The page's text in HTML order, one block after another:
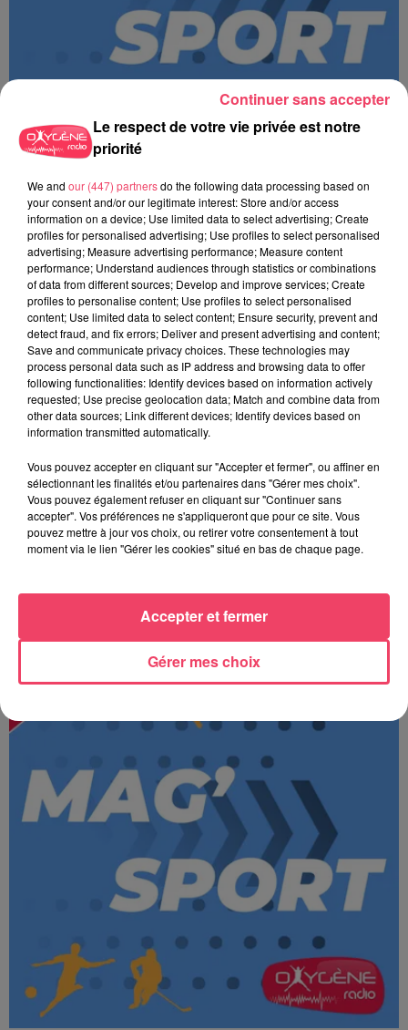
MAGSPORT SOIR 49 06/08/26
JOURNAL ANJOU MIDI 06/08/26
Le respect de votre vie privée est notre
priorité
We and our (447) partnersdo the following data processing based on
your consent and/or our legitimate interest: Store and/or access
information on a device; Use limited data to select advertising; Create
profiles for personalised advertising; Use profiles to select personalised
advertising; Measure advertising performance; Measure content
performance; Understand audiences through statistics or combinations
of data from different sources; Develop and improve services; Create
profiles to personalise content; Use profiles to select personalised
content; Use limited data to select content; Ensure security, prevent and
detect fraud, and fix errors; Deliver and present advertising and content;
Save and communicate privacy choices. These technologies may
process personal data such as IP address and browsing data to offer
following functionalities: Identify devices based on information actively
requested; Use precise geolocation data; Match and combine data from
other data sources; Link different devices; Identify devices based on
information transmitted automatically.
Vous pouvez accepter en cliquant sur "Accepter et fermer", ou affiner en
sélectionnant les finalités et/ou partenaires dans "Gérer mes choix".
Vous pouvez également refuser en cliquant sur "Continuer sans
accepter". Vos préférences ne s'appliqueront que pour ce site. Vous
pouvez mettre à jour vos choix, ou retirer votre consentement à tout
moment via le lien "Gérer les cookies" situé en bas de chaque page.
Gérer mes choix
Accepter et fermer
Continuer sans accepter